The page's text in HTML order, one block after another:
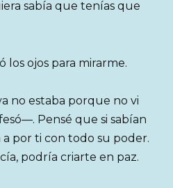
sabía que tenías que
ojos para mirarme.
no estaba porque no vi
Pensé que si sabían
por ti con todo su poder.
podría criarte en paz.